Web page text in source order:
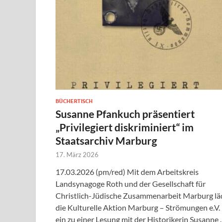
BÜCHERTISCH
Susanne Pfankuch präsentiert
„Privilegiert diskriminiert“ im
Staatsarchiv Marburg
17. März 2026
17.03.2026 (pm/red) Mit dem Arbeitskreis
Landsynagoge Roth und der Gesellschaft für
Christlich-Jüdische Zusammenarbeit Marburg
die Kulturelle Aktion Marburg – Strömungen e.V.
ein zu einer Lesung mit der Historikerin Susanne